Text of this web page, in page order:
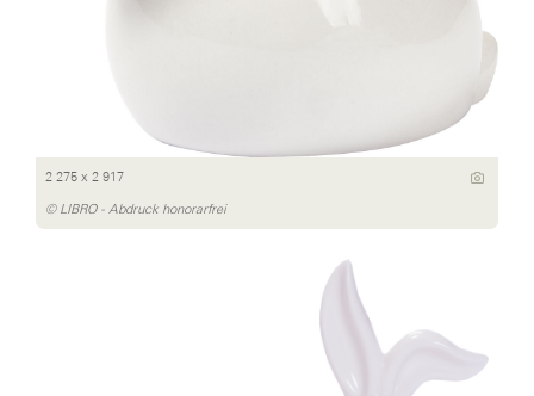
2 275 x 2 917
© LIBRO - Abdruck honorarfrei